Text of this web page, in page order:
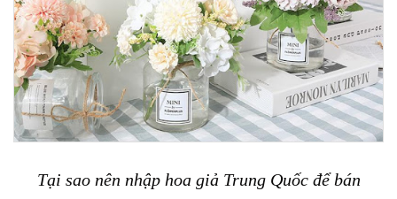
Tại sao nên nhập hoa giả Trung Quốc để bán